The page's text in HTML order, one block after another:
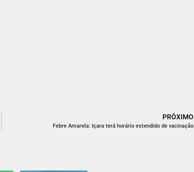
PRÓXIMO
Febre Amarela: Içara terá horário estendido de vacinação